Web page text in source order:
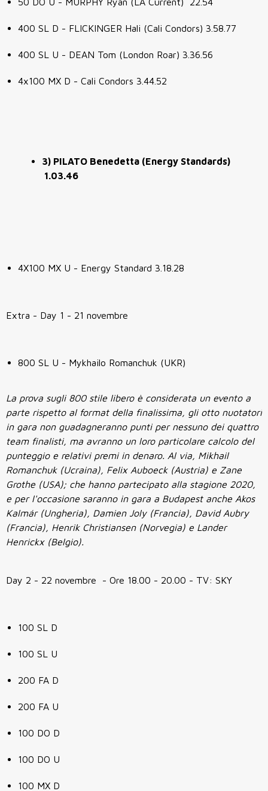
400 SL D - FLICKINGER Hali (Cali Condors) 3.58.77
400 SL U - DEAN Tom (London Roar) 3.36.56
4x100 MX D - Cali Condors 3.44.52
3) PILATO Benedetta (Energy Standards)
1.03.46
4X100 MX U - Energy Standard 3.18.28
Extra - Day 1 - 21 novembre
800 SL U - Mykhailo Romanchuk (UKR)
La prova sugli 800 stile libero è considerata un evento a
parte rispetto al format della finalissima, gli otto nuotatori
in gara non guadagneranno punti per nessuno dei quattro
team finalisti, ma avranno un loro particolare calcolo del
punteggio e relativi premi in denaro. Al via, Mikhail
Romanchuk (Ucraina), Felix Auboeck (Austria) e Zane
Grothe (USA); che hanno partecipato alla stagione 2020,
e per l'occasione saranno in gara a Budapest anche Akos
Kalmár (Ungheria), Damien Joly (Francia), David Aubry
(Francia), Henrik Christiansen (Norvegia) e Lander
Henrickx (Belgio).
Day 2 - 22 novembre - Ore 18.00 - 20.00 - TV: SKY
100 SL D
100 SL U
200 FA D
200 FA U
100 DO D
100 DO U
100 MX D